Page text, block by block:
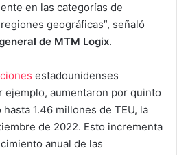
en las categorías de
geográficas”, señaló
de MTM Logix.
estadounidenses
ejemplo, aumentaron por quinto
1.46 millones de TEU, la
de 2022. Esto incrementa
anual de las